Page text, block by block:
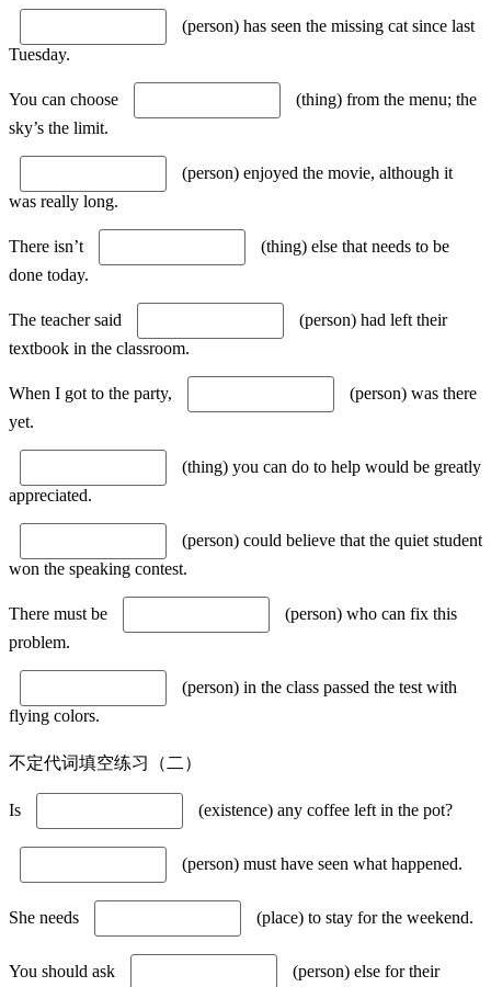
(person) has seen the missing cat since last
Tuesday.
You can choose
(thing) from the menu; the
sky’s the limit.
(person) enjoyed the movie, although it
was really long.
There isn’t
(thing) else that needs to be
done today.
The teacher said
(person) had left their
textbook in the classroom.
When I got to the party,
(person) was there
yet.
(thing) you can do to help would be greatly
appreciated.
(person) could believe that the quiet student
won the speaking contest.
There must be
(person) who can fix this
problem.
(person) in the class passed the test with
flying colors.
不定代词填空练习（二）
Is (existence) any coffee left in the pot?
(person) must have seen what happened.
She needs (place) to stay for the weekend.
You should ask
(person) else for their